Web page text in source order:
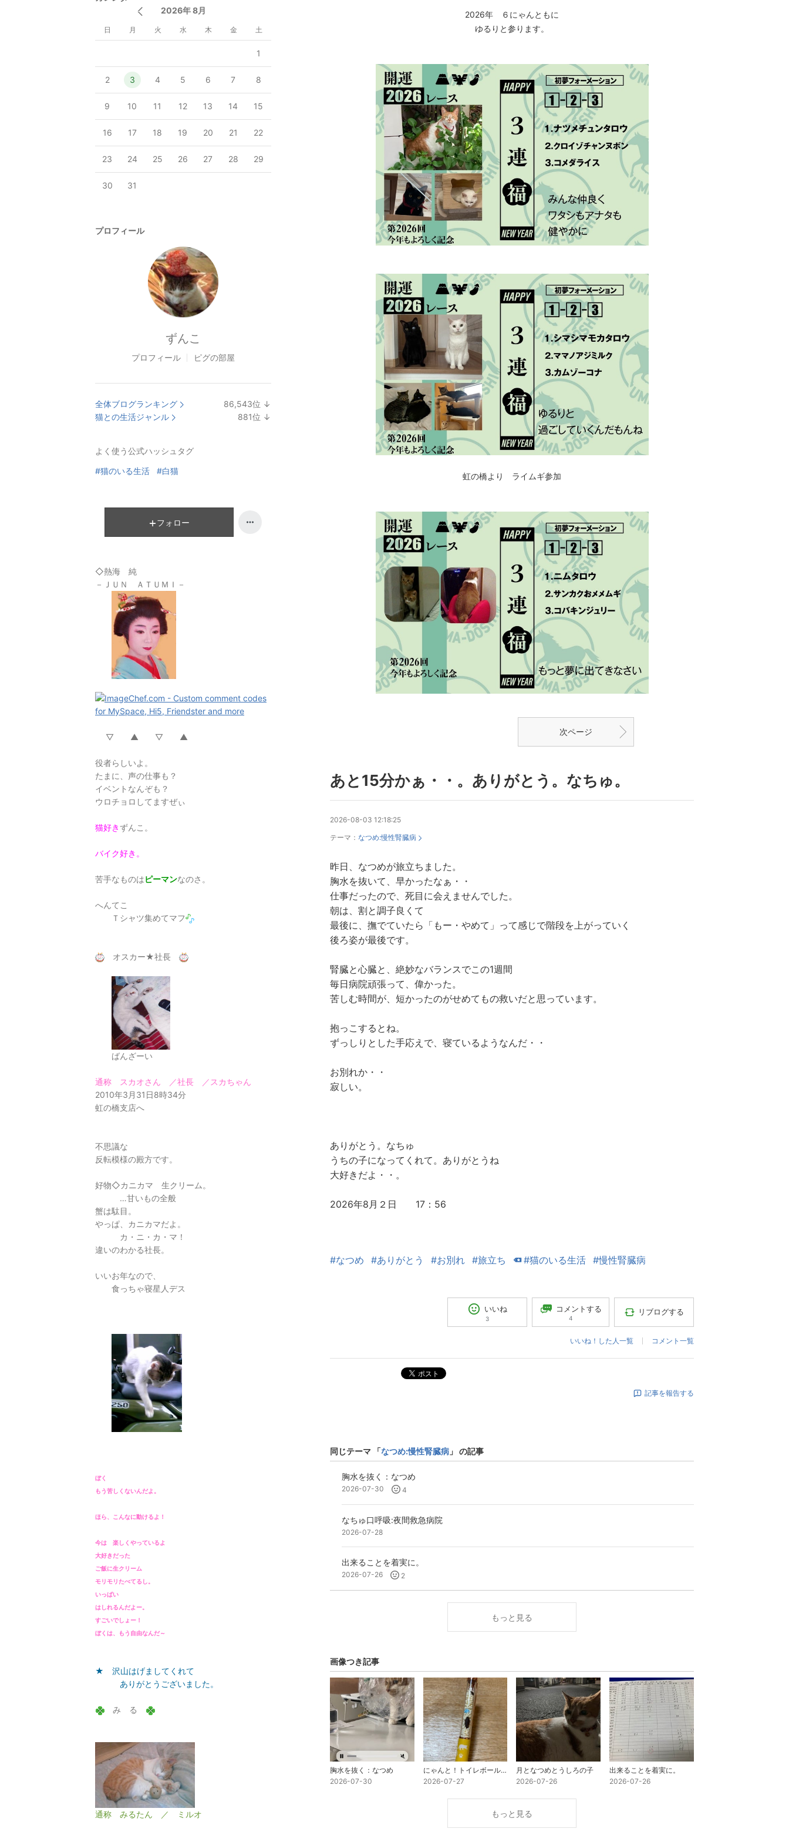
2026年 ６にゃんともに
ゆるりと参ります。
虹の橋より ライムギ参加
次ページ
あと15分かぁ・・。ありがとう。なちゅ。
2026-08-03 12:18:25
テーマ： なつめ:慢性腎臓病
昨日、なつめが旅立ちました。
胸水を抜いて、早かったなぁ・・
仕事だったので、死目に会えませんでした。
朝は、割と調子良くて
最後に、撫でていたら「もー・やめて」って感じで階段を上がっていく
後ろ姿が最後です。
腎臓と心臓と、絶妙なバランスでこの1週間
毎日病院頑張って、偉かった。
苦しむ時間が、短かったのがせめてもの救いだと思っています。
抱っこするとね。
ずっしりとした手応えで、寝ているようなんだ・・
お別れか・・
寂しい。
ありがとう。なちゅ
うちの子になってくれて。ありがとうね
大好きだよ・・。
2026年8月２日 17：56
#なつめ #ありがとう #お別れ #旅立ち #猫のいる生活 #慢性腎臓病
いいね
3
コメントする
4
リブログする
いいね！した人一覧 コメント一覧
ポスト
記事を報告する
同じテーマ 「なつめ:慢性腎臓病 」 の記事
胸水を抜く：なつめ
2026-07-30 4
なちゅ口呼吸:夜間救急病院
2026-07-28
出来ることを着実に。
2026-07-26 2
もっと見る
画像つき記事
胸水を抜く：なつめ
2026-07-30
にゃんと！トイレボールペン
2026-07-27
月となつめとうしろの子
2026-07-26
出来ることを着実に。
2026-07-26
もっと見る
2026年 8月
日 月 火 水 木 金 土
1
2 3 4 5 6 7 8
9 10 11 12 13 14 15
16 17 18 19 20 21 22
23 24 25 26 27 28 29
30 31
プロフィール
ずんこ
プロフィール ピグの部屋
全体ブログランキング 86,543位 ↓
猫との生活ジャンル 881位 ↓
よく使う公式ハッシュタグ
#猫のいる生活 #白猫
フォロー
◇熱海 純
－ＪＵＮ ＡＴＵＭＩ－
▽ ▲ ▽ ▲
役者らしいよ。
たまに、声の仕事も？
イベントなんぞも？
ウロチョロしてますぜぃ
猫好きずんこ。
バイク好き。
苦手なものはピーマンなのさ。
へんてこ
Ｔシャツ集めてマフ
オスカー★社長
ばんざーい
通称 スカオさん ／社長 ／スカちゃん
2010年3月31日8時34分
虹の橋支店へ
不思議な
反転模様の殿方です。
好物◇カニカマ 生クリーム。
…甘いもの全般
蟹は駄目。
やっぱ、カニカマだよ。
カ・ニ・カ・マ！
違いのわかる社長。
いいお年なので、
食っちゃ寝星人デス
ぼく
もう苦しくないんだよ。
ほら、こんなに動けるよ！
今は 楽しくやっているよ
大好きだった
ご飯に生クリーム
モリモリたべてるし。
いっぱい
はしれるんだよー。
すごいでしょー！
ぼくは、もう自由なんだ～
★ 沢山はげましてくれて
ありがとうございました。
み る
通称 みるたん ／ ミルオ